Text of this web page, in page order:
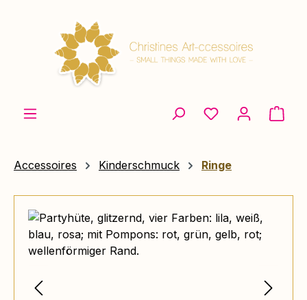
Accessoires Kinderschmuck Ringe
Bildergalerie überspringen